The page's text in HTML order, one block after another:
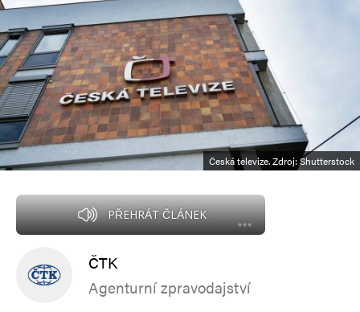
Česká televize. Zdroj: Shutterstock
PŘEHRÁT ČLÁNEK
ČTK
Agenturní zpravodajství